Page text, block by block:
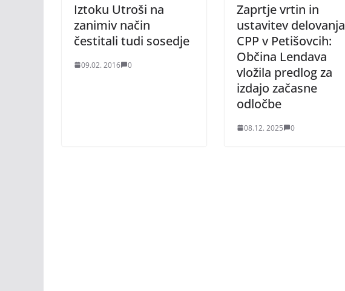
Iztoku Utroši na
zanimiv način
čestitali tudi sosedje
09.02. 2016 0
Zaprtje vrtin in
ustavitev delovanja
CPP v Petišovcih:
Občina Lendava
vložila predlog za
izdajo začasne
odločbe
08.12. 2025 0